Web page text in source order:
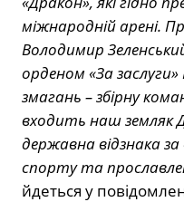
міжнародній арені.
Володимир
орденом «За заслуги»
змагань – збірну
входить наш земляк
державна відзнака
спорту та
йдеться у